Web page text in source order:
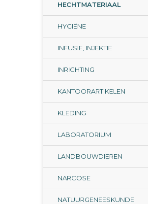
HECHTMATERIAAL
HYGIËNE
INFUSIE, INJEKTIE
INRICHTING
KANTOORARTIKELEN
KLEDING
LABORATORIUM
LANDBOUWDIEREN
NARCOSE
NATUURGENEESKUNDE